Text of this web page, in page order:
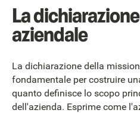
La
aziendale
La dichiarazione della
fondamentale per costruire
quanto definisce lo scopo
dell'azienda. Esprime come